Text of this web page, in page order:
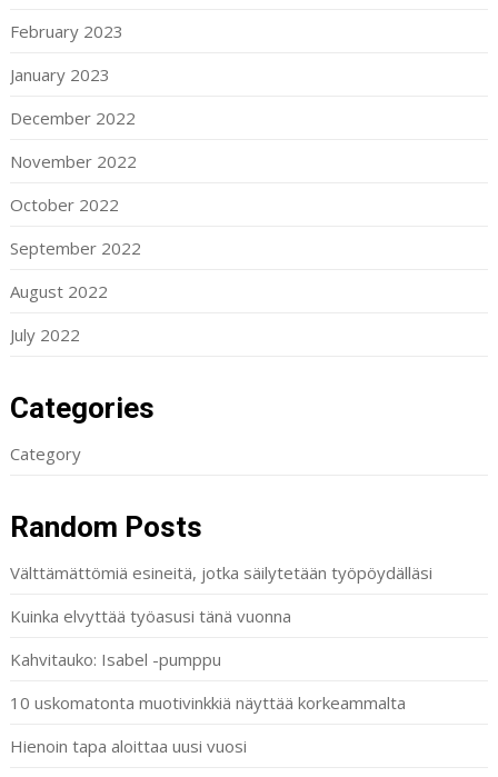
February 2023
January 2023
December 2022
November 2022
October 2022
September 2022
August 2022
July 2022
Categories
Category
Random Posts
Välttämättömiä esineitä, jotka säilytetään työpöydälläsi
Kuinka elvyttää työasusi tänä vuonna
Kahvitauko: Isabel -pumppu
10 uskomatonta muotivinkkiä näyttää korkeammalta
Hienoin tapa aloittaa uusi vuosi